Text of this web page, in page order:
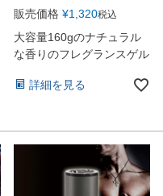
販売価格 ¥1,320税込
大容量160gのナチュラル
な香りのフレグランスゲル
詳細を見る